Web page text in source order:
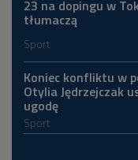
23 na dopingu w
tłumaczą
Sport
Koniec konfliktu w
Otylia Jędrzejczak
ugodę
Sport